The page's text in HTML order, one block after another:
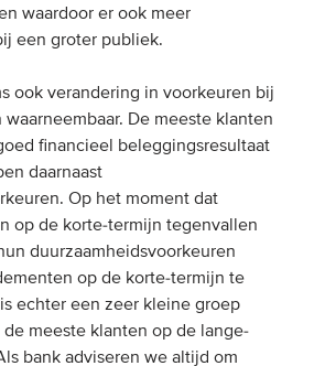
waardoor er ook meer
een groter publiek.
ook verandering in voorkeuren bij
De meeste klanten
financieel beleggingsresultaat
daarnaast
Op het moment dat
op de korte-termijn tegenvallen
duurzaamheidsvoorkeuren
op de korte-termijn te
echter een zeer kleine groep
meeste klanten op de lange-
bank adviseren we altijd om